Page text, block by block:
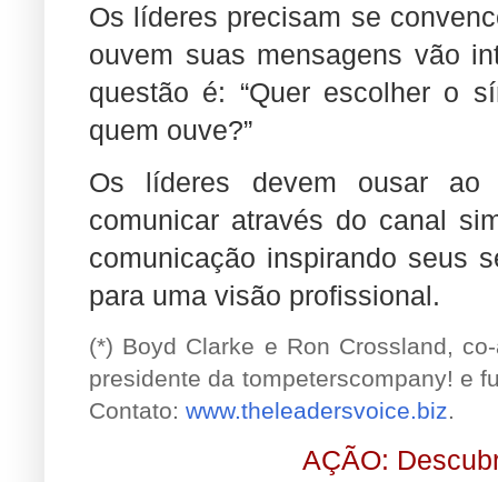
Os líderes precisam se
ouvem suas mensagens vão
questão é: “Quer escolher o
quem ouve?”
Os líderes devem ousar
comunicar através do canal
comunicação inspirando seus
para uma visão profissional.
(*) Boyd Clarke e Ron Crossland,
presidente da tompeterscompany! e
Contato: www.theleadersvoice.biz
AÇÃO: